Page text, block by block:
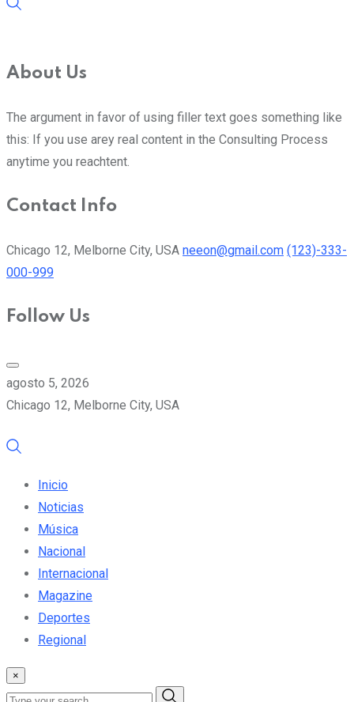
About Us
The argument in favor of using filler text goes something like
this: If you use arey real content in the Consulting Process
anytime you reachtent.
Contact Info
Chicago 12, Melborne City, USA neeon@gmail.com (123)-333-
000-999
Follow Us
agosto 5, 2026
Chicago 12, Melborne City, USA
Inicio
Noticias
Música
Nacional
Internacional
Magazine
Deportes
Regional
×